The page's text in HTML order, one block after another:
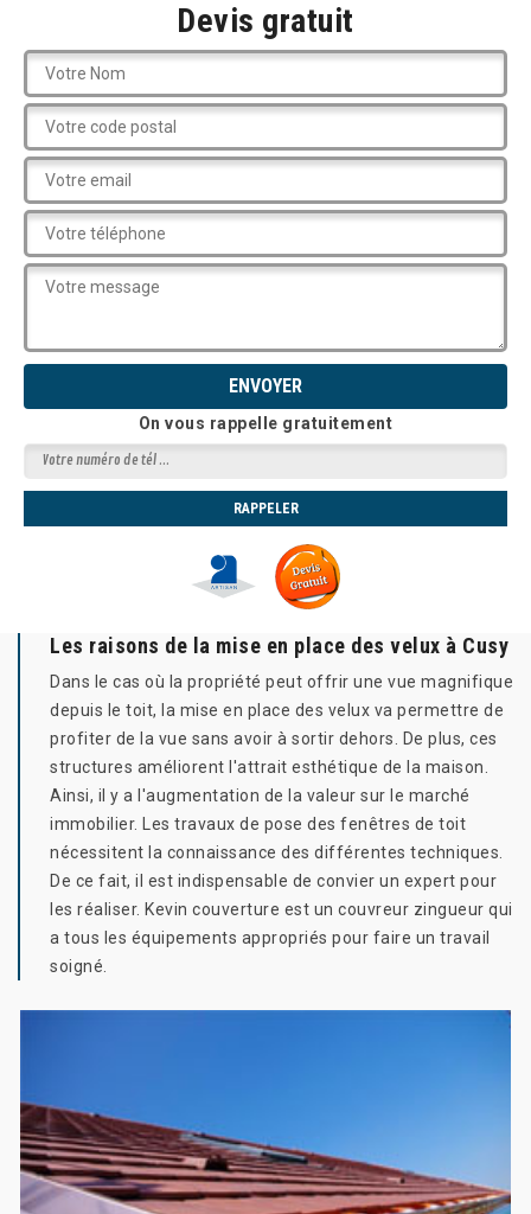
Devis gratuit
On vous rappelle gratuitement
Les raisons de la mise en place des velux à Cusy
Dans le cas où la propriété peut offrir une vue magnifique
depuis le toit, la mise en place des velux va permettre de
profiter de la vue sans avoir à sortir dehors. De plus, ces
structures améliorent l'attrait esthétique de la maison.
Ainsi, il y a l'augmentation de la valeur sur le marché
immobilier. Les travaux de pose des fenêtres de toit
nécessitent la connaissance des différentes techniques.
De ce fait, il est indispensable de convier un expert pour
les réaliser. Kevin couverture est un couvreur zingueur qui
a tous les équipements appropriés pour faire un travail
soigné.